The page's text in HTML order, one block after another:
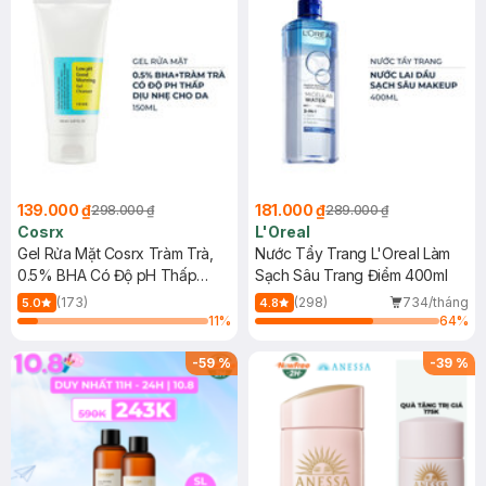
139.000 ₫298.000 ₫
Cosrx
Gel Rửa Mặt Cosrx Tràm Trà,
0.5% BHA Có Độ pH Thấp
150ml
5.0
(173)
11%
181.000 ₫289.000 ₫
L'Oreal
Nước Tẩy Trang L'Oreal Làm
Sạch Sâu Trang Điểm 400ml
4.8 (298)
734/tháng
64%
-59% -39 %